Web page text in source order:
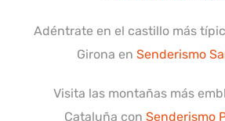
Adéntrate en el castillo más
Girona en Senderismo
Visita las montañas más
Cataluña con Senderismo